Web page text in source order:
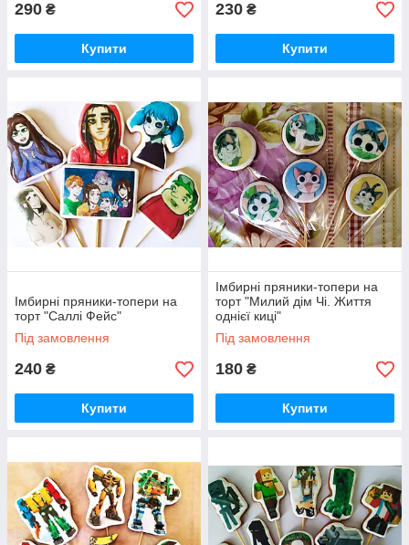
290 ₴
Купити
230 ₴
Купити
Імбирні пряники-топери на
торт "Саллі Фейс"
Під замовлення
240 ₴
Купити
Імбирні пряники-топери на
торт "Милий дім Чі. Життя
однієї киці"
Під замовлення
180 ₴
Купити